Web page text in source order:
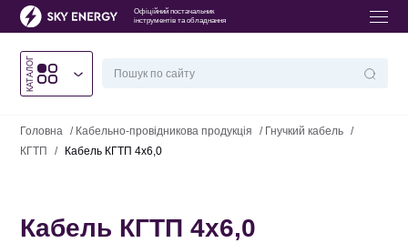
Офіційний постачальник
інструментів та обладнання
КАТАЛОГ
Головна / Кабельно-провідникова продукція / Гнучкий кабель /
КГТП
/ Кабель КГТП 4х6,0
Кабель КГТП 4х6,0